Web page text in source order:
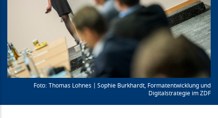
Thomas Lohnes | Sophie Burkhardt, Formatentwicklung und
Digitalstrategie im ZDF